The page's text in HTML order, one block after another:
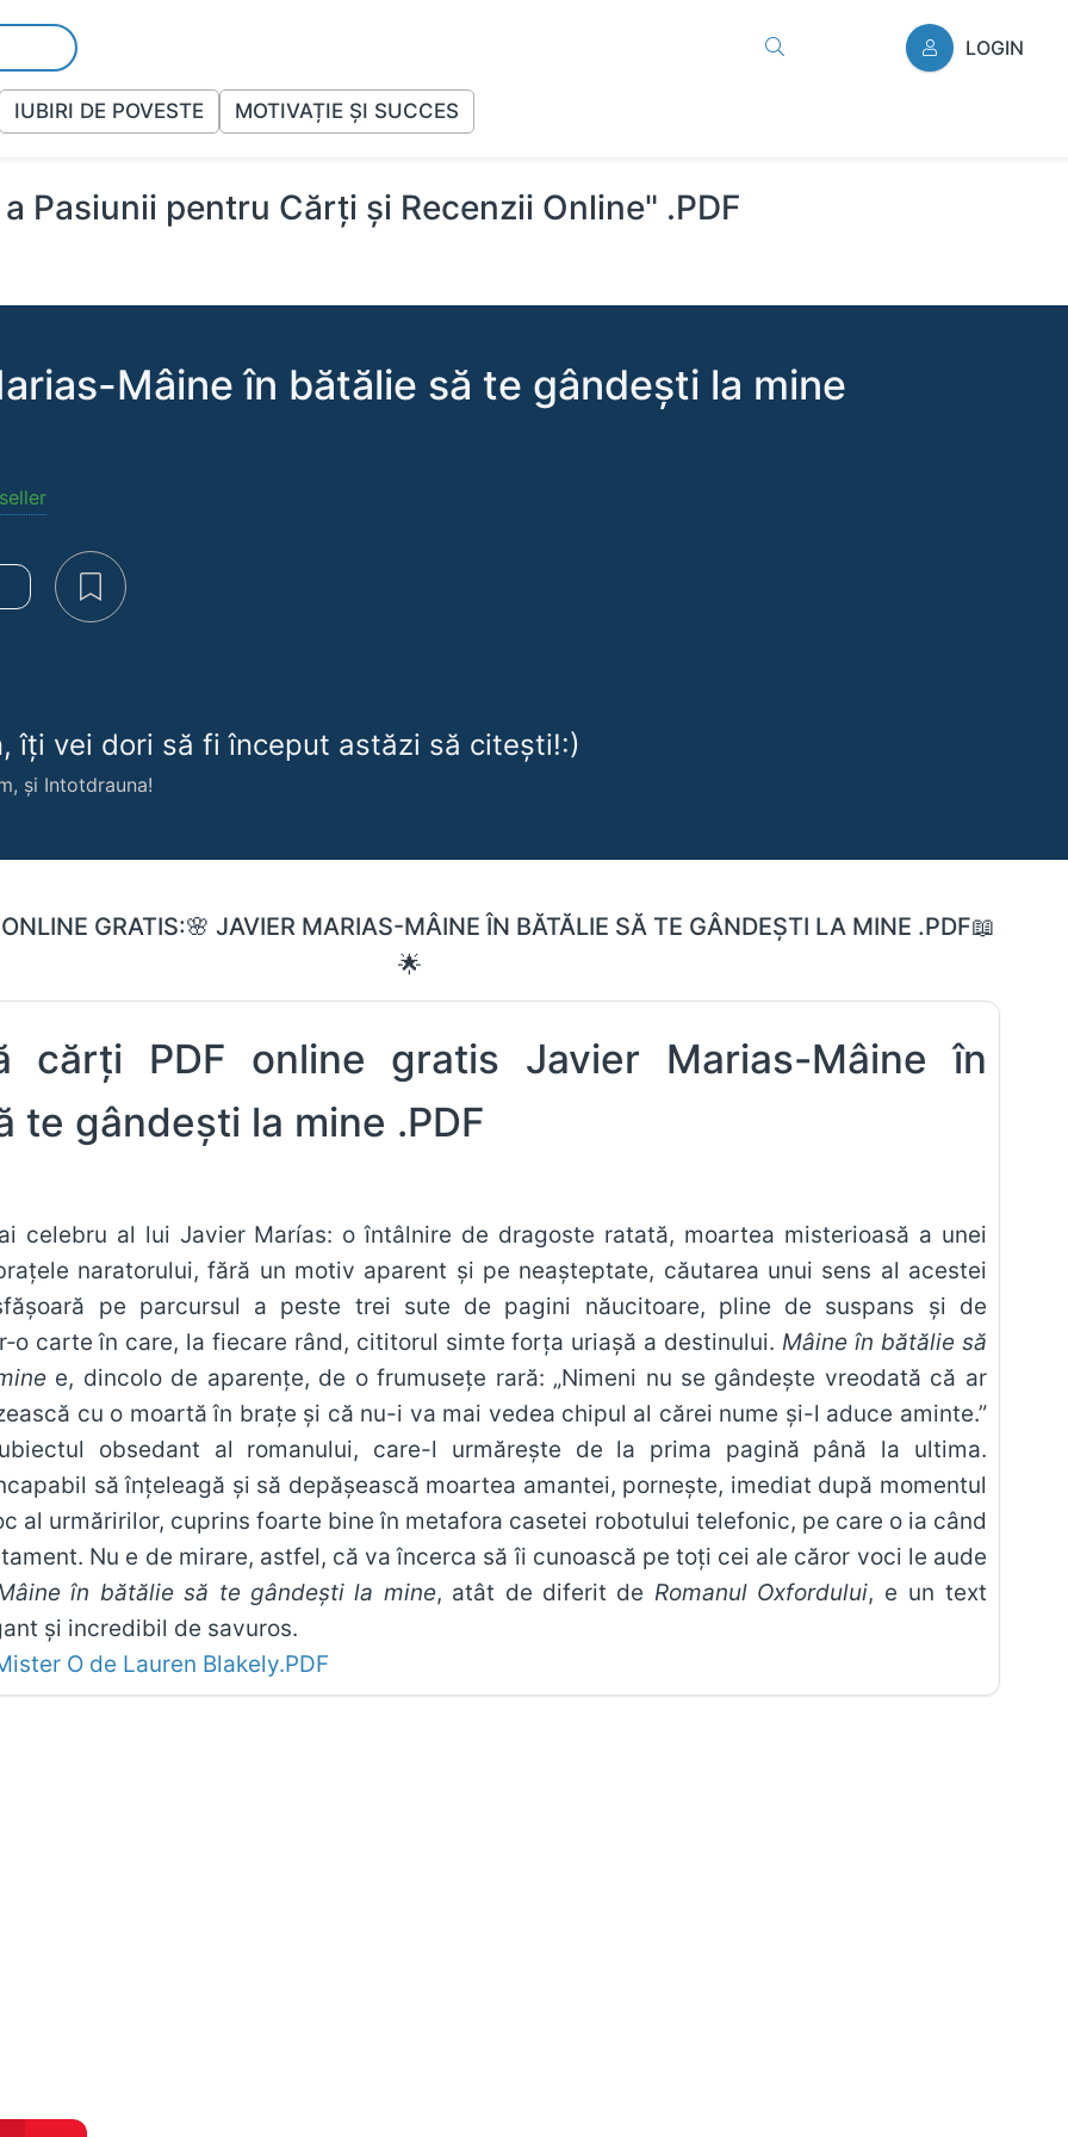
IUBIRI DE POVESTE MOTIVAȚIE ȘI SUCCES
LOGIN
Pasiunii pentru Cărți și Recenzii Online" .PDF
Mâine în bătălie să te gândești la mine
îți vei dori să fi început astăzi să citești!:)
și Intotdrauna!
GRATIS:🌸 JAVIER MARIAS-MÂINE ÎN BĂTĂLIE SĂ TE GÂNDEȘTI LA MINE .PDF📖
🌟
Marias-Mâine în
te gândești la mine .PDF
celebru al lui Javier Marías: o întâlnire de dragoste ratată, moartea misterioasă a unei
naratorului, fără un motiv aparent şi pe neaşteptate, căutarea unui sens al acestei
pe parcursul a peste trei sute de pagini năucitoare, pline de suspans şi de
carte în care, la fiecare rând, cititorul simte forţa uriaşă a destinului. Mâine în bătălie să
e, dincolo de aparențe, de o frumusețe rară: „Nimeni nu se gândeşte vreodată că ar
cu o moartă în braţe şi că nu-i va mai vedea chipul al cărei nume şi-l aduce aminte.”
obsedant al romanului, care-l urmăreşte de la prima pagină până la ultima.
să înţeleagă şi să depăşească moartea amantei, porneşte, imediat după momentul
al urmăririlor, cuprins foarte bine în metafora casetei robotului telefonic, pe care o ia când
Nu e de mirare, astfel, că va încerca să îi cunoască pe toţi cei ale căror voci le aude
în bătălie să te gândeşti la mine, atât de diferit de Romanul Oxfordului, e un text
şi incredibil de savuros.
O de Lauren Blakely.PDF